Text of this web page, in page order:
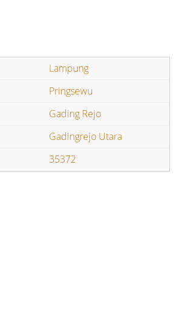
Lampung
Pringsewu
Gading Rejo
Gadingrejo Utara
35372